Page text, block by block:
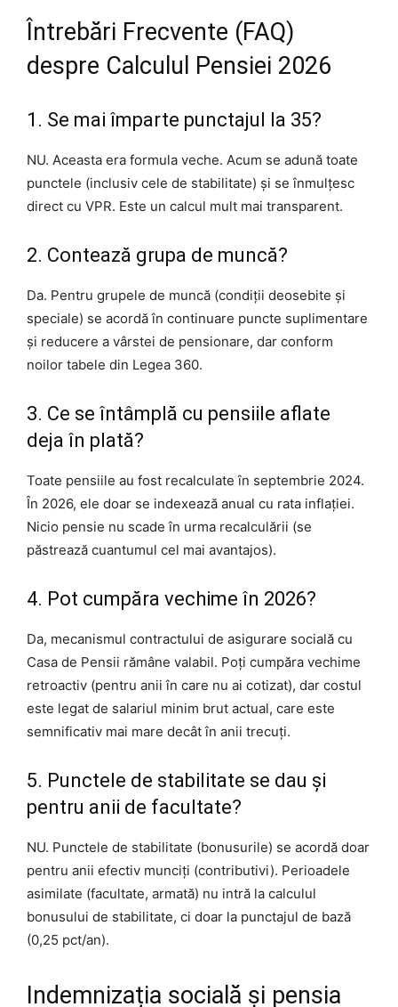
Întrebări Frecvente (FAQ)
despre Calculul Pensiei 2026
1. Se mai împarte punctajul la 35?
NU. Aceasta era formula veche. Acum se adună toate
punctele (inclusiv cele de stabilitate) și se înmulțesc
direct cu VPR. Este un calcul mult mai transparent.
2. Contează grupa de muncă?
Da. Pentru grupele de muncă (condiții deosebite și
speciale) se acordă în continuare puncte suplimentare
și reducere a vârstei de pensionare, dar conform
noilor tabele din Legea 360.
3. Ce se întâmplă cu pensiile aflate
deja în plată?
Toate pensiile au fost recalculate în septembrie 2024.
În 2026, ele doar se indexează anual cu rata inflației.
Nicio pensie nu scade în urma recalculării (se
păstrează cuantumul cel mai avantajos).
4. Pot cumpăra vechime în 2026?
Da, mecanismul contractului de asigurare socială cu
Casa de Pensii rămâne valabil. Poți cumpăra vechime
retroactiv (pentru anii în care nu ai cotizat), dar costul
este legat de salariul minim brut actual, care este
semnificativ mai mare decât în anii trecuți.
5. Punctele de stabilitate se dau și
pentru anii de facultate?
NU. Punctele de stabilitate (bonusurile) se acordă doar
pentru anii efectiv munciți (contributivi). Perioadele
asimilate (facultate, armată) nu intră la calculul
bonusului de stabilitate, ci doar la punctajul de bază
(0,25 pct/an).
Indemnizația socială și pensia